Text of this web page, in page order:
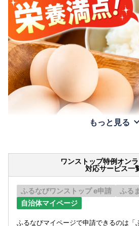
もっと見る
ワンストップ特例オン
対応サービス一
ふるなびワンストップ e申請
ふる
自治体マイページ
ふるなびマイページで申請できるのは「